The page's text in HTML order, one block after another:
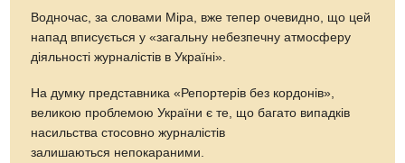
Водночас, за словами Міра, вже тепер очевидно, що цей
напад вписується у «загальну небезпечну атмосферу
діяльності журналістів в Україні».
На думку представника «Репортерів без кордонів»,
великою проблемою України є те, що багато випадків
насильства стосовно журналістів
залишаються непокараними.